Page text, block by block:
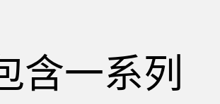
含一系列